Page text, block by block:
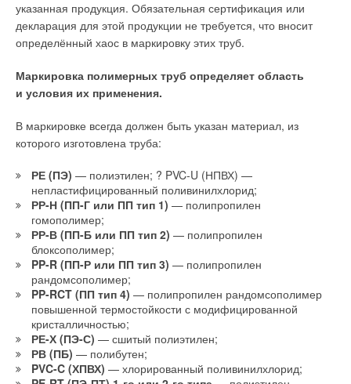
указанная продукция. Обязательная сертификация или
декларация для этой продукции не требуется, что вносит
определённый хаос в маркировку этих труб.
Маркировка полимерных труб определяет область
и условия их применения.
В маркировке всегда должен быть указан материал, из
которого изготовлена труба:
РЕ (ПЭ) — полиэтилен; ? PVC-U (НПВХ) —
непластифицированный поливинилхлорид;
РР-Н (ПП-Г или ПП тип 1) — полипропилен
гомополимер;
РР-В (ПП-Б или ПП тип 2) — полипропилен
блоксополимер;
PP-R (ПП-Р или ПП тип 3) — полипропилен
рандомсополимер;
PP-RCT (ПП тип 4) — полипропилен рандомсополимер
повышенной термостойкости с модифицированной
кристалличностью;
РЕ-Х (ПЭ-С) — сшитый полиэтилен;
РВ (ПБ) — полибутен;
PVC-C (ХПВХ) — хлорированный поливинилхлорид;
направленными на локализацию одного из факторов
возникновения огня.
Преимущества принципа пожаротушения ТРВ
1. Тушение можно начинать до начала эвакуации людей.
2. Эффективное дымоподавление.
3. Низкий расход воды (в пять-десять раз по сравнению
с традиционными системами пожаротушения).
4. Меньшее количество форсунок, труб и фитингов
необходимо для покрытия того же пространства, что и для
спринклерной системы.
5. Сокращение расходов на приобретение и хранение
ёмкостей с водой (промежуточные ёмкости).
6. Распылённая вода более равномерно охлаждает сильно
нагретые металлические поверхности несущих конструкций,
что исключает их локальную деформацию, потерю
устойчивости и разрушение.
в результате появления сифонного эффекта из-за очень
длинной трубы с внутренним диаметром около 30–35 мм,
соединяющей смывной бачок и чашу унитаза. Правда,
сравнительно громким и характерным шумом, присущим
высокорасполагаемым смывным бачкам.
Следует также отметить, что вертикальная часть отводной
трубы тарельчатого унитаза имела сравнительно малое
поднималась над уровнем воды в спокойном состоянии
примерно на 10–15 см, и это обеспечивало интенсивную
транспортировку содержимого чаши унитаза
в канализационную сеть. Сравнительно лёгкие фракции под
действием активных потоков, вытекающих из-под обода
унитаза, так же интенсивно отправлялись сначала
в отводную трубу, а затем в канализационную сеть.
Сравнение качества смыва двух упомянутых конструктивно
различных схем унитазов можно понять из услышанного
автором следующего рассказа. Один мужчина жил
в квартире, в которой от старых времён ещё сохранился